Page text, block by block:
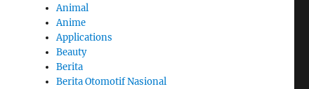
Animal
Anime
Applications
Beauty
Berita
Berita Otomotif Nasional